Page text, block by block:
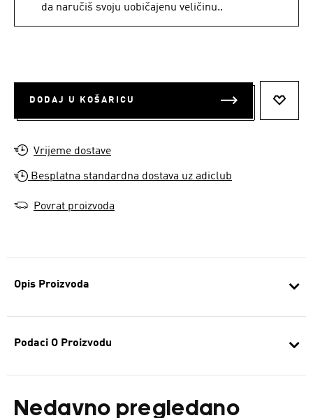
Opis Proizvoda
Podaci O Proizvodu
Nedavno pregledano
da naručiš svoju uobičajenu veličinu..
DODAJ U KOŠARICU
Vrijeme dostave
Besplatna standardna dostava uz adiclub
Povrat proizvoda